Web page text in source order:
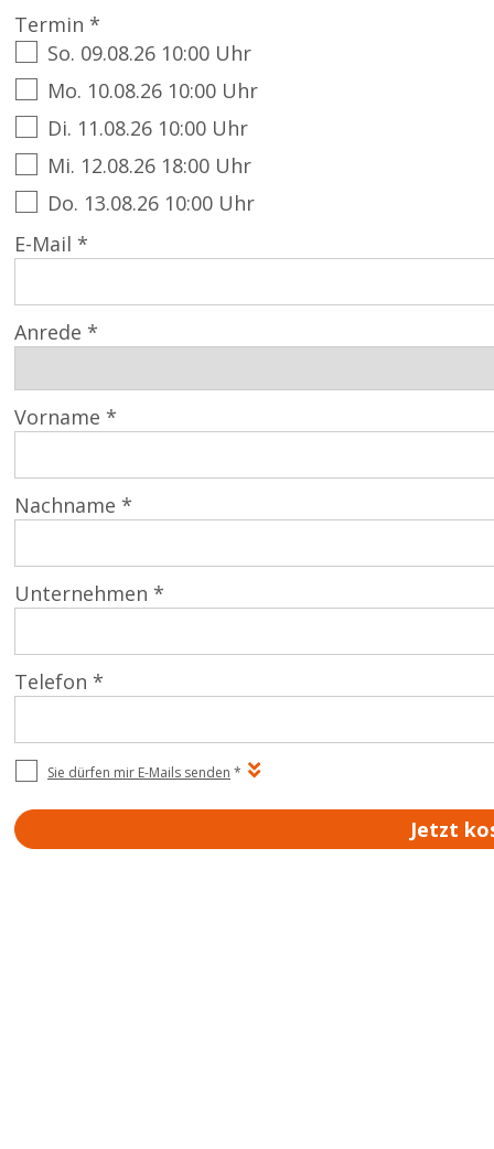
Termin *
So. 09.08.26 10:00 Uhr
Mo. 10.08.26 10:00 Uhr
Di. 11.08.26 10:00 Uhr
Mi. 12.08.26 18:00 Uhr
Do. 13.08.26 10:00 Uhr
E-Mail *
Anrede *
Vorname *
Nachname *
Unternehmen *
Telefon *
Sie dürfen mir E-Mails senden *
Jetzt